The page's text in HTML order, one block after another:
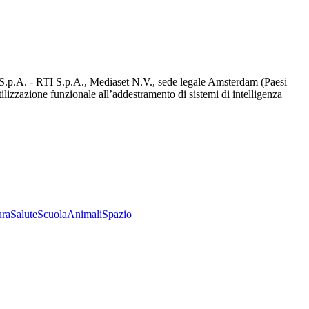
- RTI S.p.A., Mediaset N.V., sede legale Amsterdam (Paesi
funzionale all’addestramento di sistemi di intelligenza
SaluteScuolaAnimaliSpazio